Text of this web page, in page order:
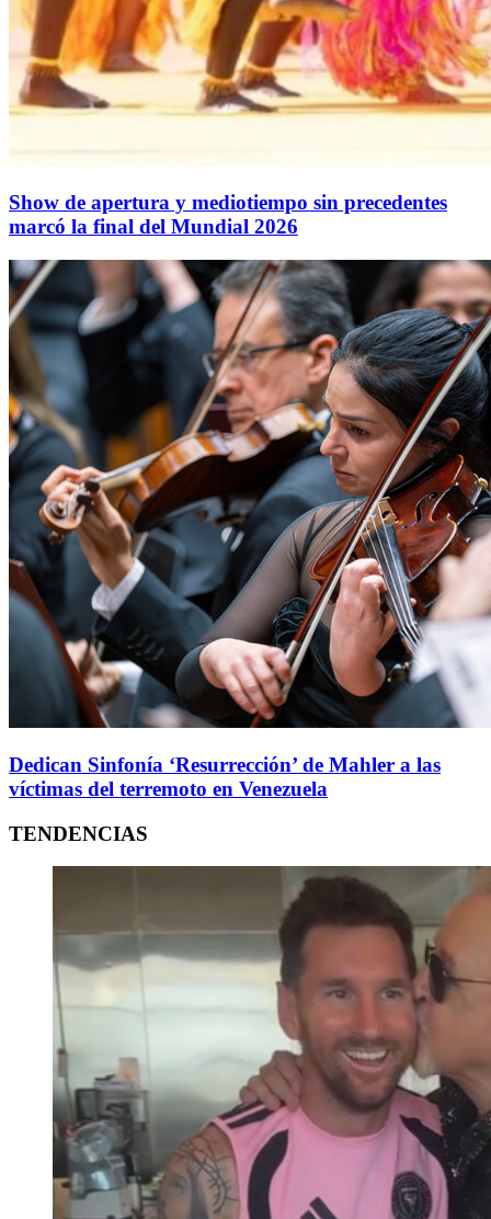
Show de apertura y mediotiempo sin precedentes
marcó la final del Mundial 2026
Dedican Sinfonía ‘Resurrección’ de Mahler a las
víctimas del terremoto en Venezuela
TENDENCIAS